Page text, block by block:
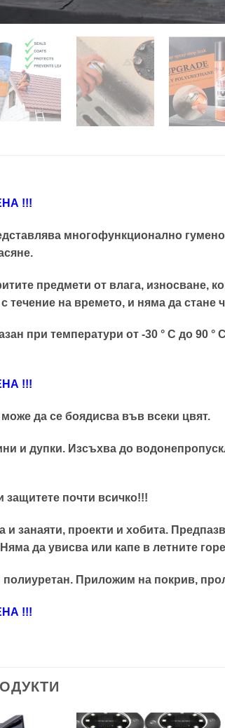
!!!
многофункционално
предмети от влага, износване,
с течение на времето, и няма да
при температури от -30 ° C до 90 °
!!!
да се боядисва във всеки цвят.
и дупки. Изсъхва до
почти всичко!!!
и занаяти, проекти и хобита.
да увисва или капе в летните
Приложим на покрив,
!!!